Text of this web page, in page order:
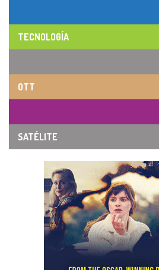
TECNOLOGÍA
OTT
SATÉLITE